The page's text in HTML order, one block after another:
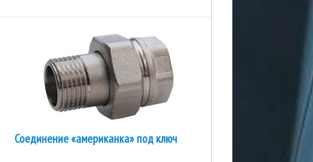
Соединение «американка» под ключ